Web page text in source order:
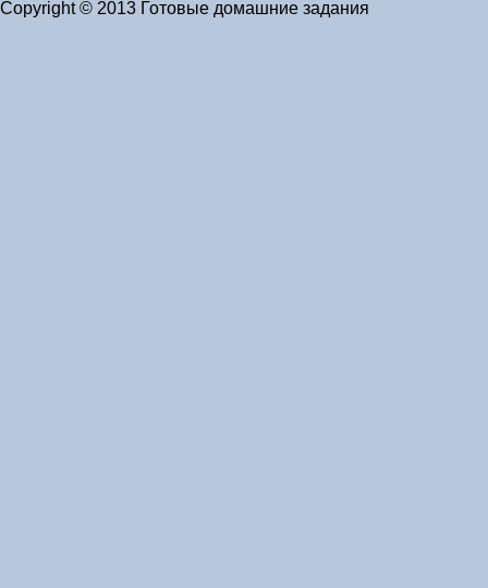
Copyright © 2013 Готовые домашние задания